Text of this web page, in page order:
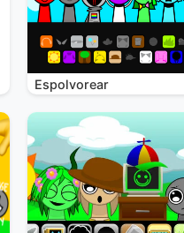
Espolvorear